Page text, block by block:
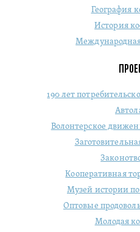
География
История
190 лет
Волонтерское
Кооперативная
Музей истории
Оптовые
Молодая